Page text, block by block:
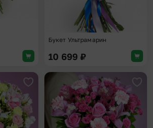
Букет Ультрамарин
10 699 ₽
Добавить в избранное